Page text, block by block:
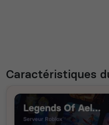
Caractéristiques